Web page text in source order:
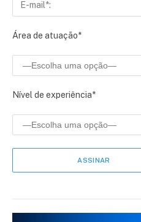
Área de atuação*
Nível de experiência*